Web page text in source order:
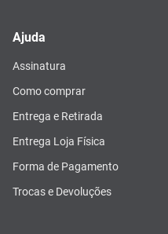
Ajuda
Assinatura
Como comprar
Entrega e Retirada
Entrega Loja Física
Forma de Pagamento
Trocas e Devoluções